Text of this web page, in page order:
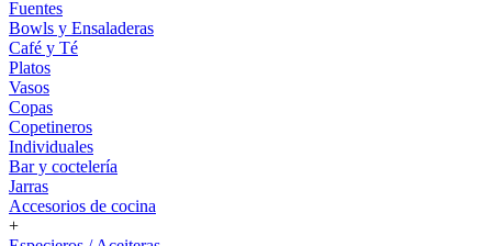
Fuentes
Bowls y Ensaladeras
Café y Té
Platos
Vasos
Copas
Copetineros
Individuales
Bar y coctelería
Jarras
Accesorios de cocina
+